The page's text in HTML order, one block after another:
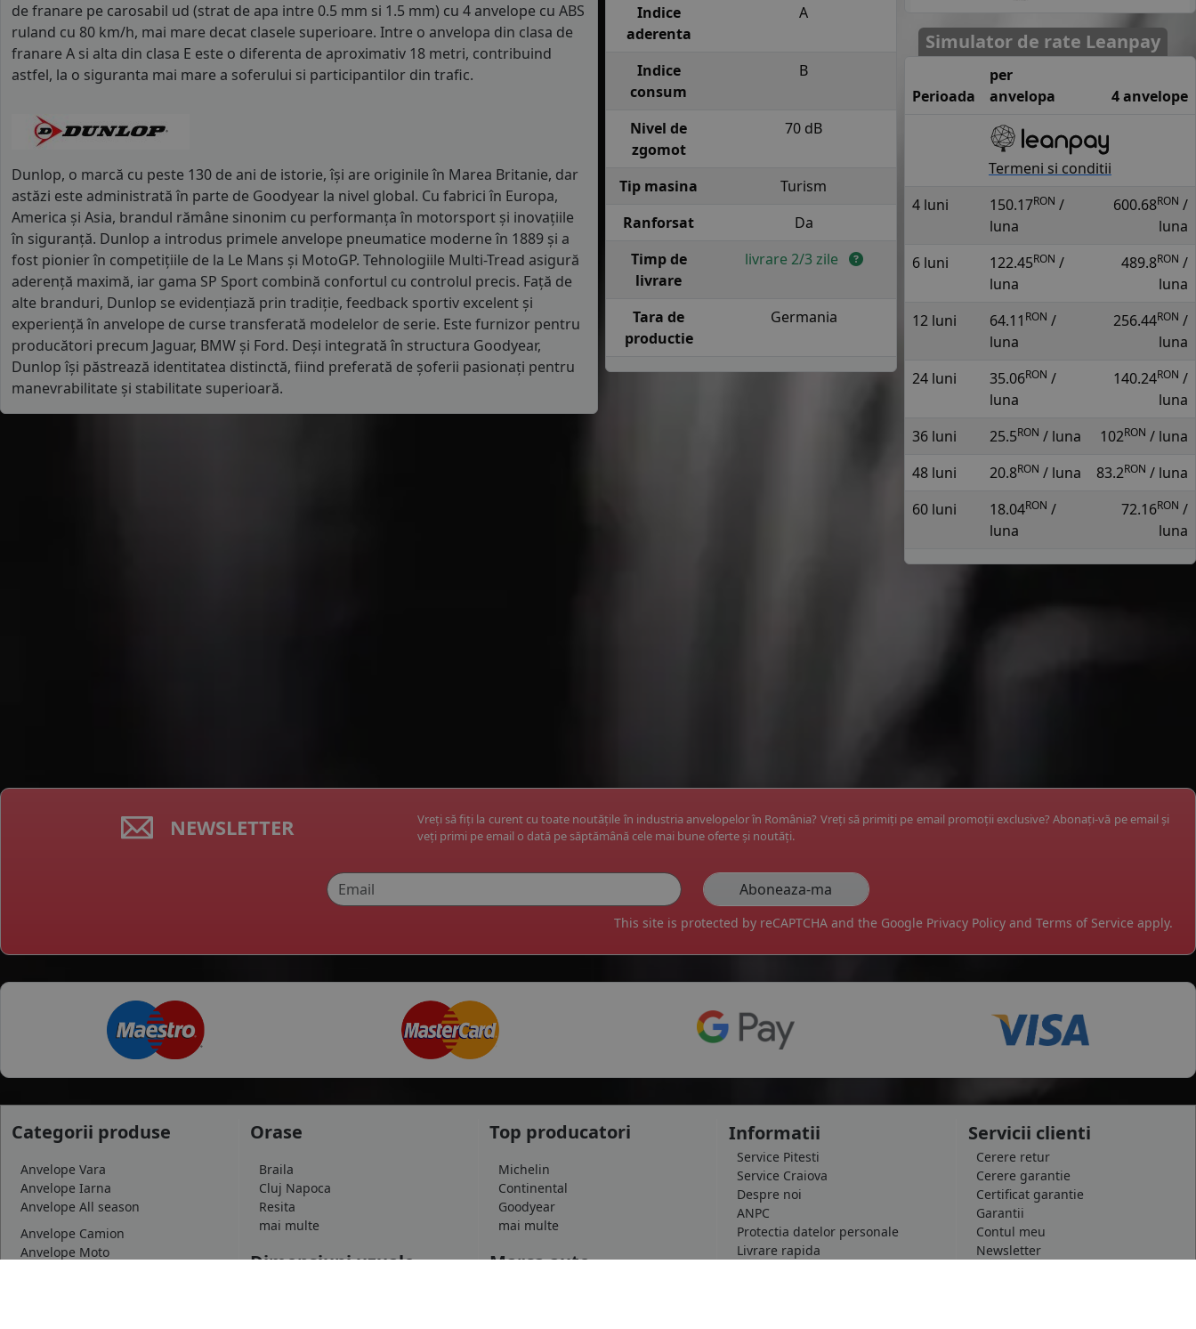
de franare pe carosabil ud (strat de apa intre 0.5 mm si 1.5 mm) cu 4 anvelope cu ABS
ruland cu 80 km/h, mai mare decat clasele superioare. Intre o anvelopa din clasa de
franare A si alta din clasa E este o diferenta de aproximativ 18 metri, contribuind
astfel, la o siguranta mai mare a soferului si participantilor din trafic.
Dunlop, o marcă cu peste 130 de ani de istorie, își are originile în Marea Britanie, dar
astăzi este administrată în parte de Goodyear la nivel global. Cu fabrici în Europa,
America și Asia, brandul rămâne sinonim cu performanța în motorsport și inovațiile
în siguranță. Dunlop a introdus primele anvelope pneumatice moderne în 1889 și a
fost pionier în competițiile de la Le Mans și MotoGP. Tehnologiile Multi-Tread asigură
aderență maximă, iar gama SP Sport combină confortul cu controlul precis. Față de
alte branduri, Dunlop se evidențiază prin tradiție, feedback sportiv excelent și
experiență în anvelope de curse transferată modelelor de serie. Este furnizor pentru
producători precum Jaguar, BMW și Ford. Deși integrată în structura Goodyear,
Dunlop își păstrează identitatea distinctă, fiind preferată de șoferii pasionați pentru
manevrabilitate și stabilitate superioară.
Indice
aderenta
A
Indice
consum
B
Nivel de
zgomot
70 dB
Tip masina
Turism
Ranforsat
Da
Timp de
livrare
livrare 2/3 zile
Tara de
productie
Germania
Simulator de rate Leanpay
Perioada
per
anvelopa
4 anvelope
Termeni si conditii
4 luni
150.17RON /
luna
600.68RON /
luna
6 luni
122.45RON /
luna
489.8RON /
luna
12 luni
64.11 RON /
luna
256.44RON /
luna
24 luni
35.06RON /
luna
140.24RON /
luna
36 luni
25.5RON / luna 102RON / luna
48 luni
20.8RON / luna 83.2RON / luna
60 luni
18.04RON /
luna
72.16RON /
luna
NEWSLETTER
Vreți să fiți la curent cu toate noutățile în industria anvelopelor în România? Vreți să primiți pe email promoții exclusive? Abonați-vă pe email și
veți primi pe email o dată pe săptămână cele mai bune oferte și noutăți.
This site is protected by reCAPTCHA and the Google Privacy Policy and Terms of Service apply.
Categorii produse
Anvelope Vara
Anvelope Iarna
Anvelope All season
Anvelope Camion
Anvelope Moto
Orase
Braila
Cluj Napoca
Resita
mai multe
Dimensiuni uzuale
Top producatori
Michelin
Continental
Goodyear
mai multe
Marca auto
Informatii
Service Pitesti
Service Craiova
Despre noi
ANPC
Protectia datelor personale
Livrare rapida
Servicii clienti
Cerere retur
Cerere garantie
Certificat garantie
Garantii
Contul meu
Newsletter